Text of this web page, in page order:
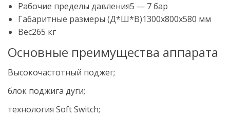
Рабочие пределы давления5 — 7 бар
Габаритные размеры (Д*Ш*В)1300х800х580 мм
Вес265 кг
Основные преимущества аппарата
Высокочастотный поджег;
блок поджига дуги;
технология Soft Switch;